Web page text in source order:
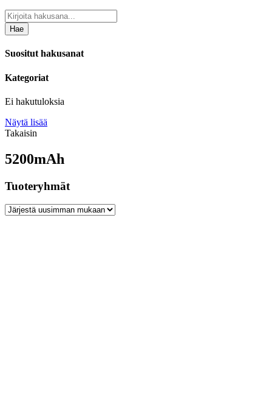
Hae
Suositut hakusanat
Kategoriat
Ei hakutuloksia
Näytä lisää
Takaisin
5200mAh
Tuoteryhmät